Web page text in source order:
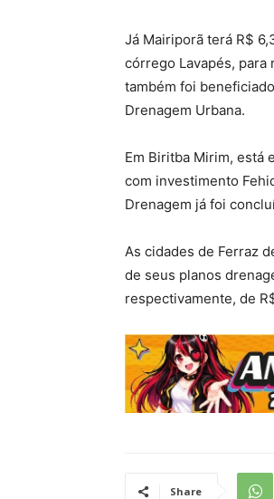
Já Mairiporã terá R$
córrego Lavapés, para
também foi
Drenagem Urbana.
Em Biritba Mirim, está
com investimento
Drenagem já foi
As cidades de Ferraz
de seus planos
respectivamente, de
Share